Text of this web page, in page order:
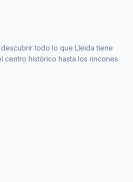
todo lo que Lleida tiene
centro histórico hasta los rincones